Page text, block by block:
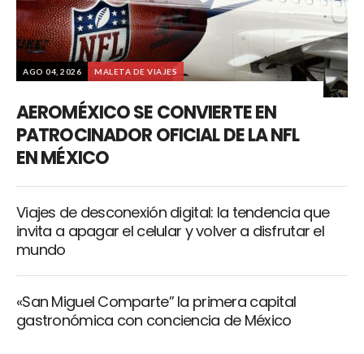
AGO 04, 2026 MALETA DE VIAJES
AEROMÉXICO SE CONVIERTE EN
PATROCINADOR OFICIAL DE LA NFL
EN MÉXICO
Viajes de desconexión digital: la tendencia que
invita a apagar el celular y volver a disfrutar el
mundo
«San Miguel Comparte” la primera capital
gastronómica con conciencia de México